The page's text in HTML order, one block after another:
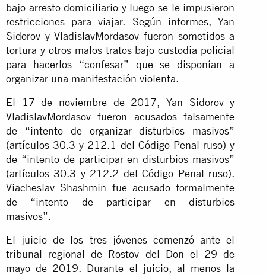
bajo arresto domiciliario y luego se le impusieron
restricciones para viajar. Según informes, Yan
Sidorov y VladislavMordasov fueron sometidos a
tortura y otros malos tratos bajo custodia policial
para hacerlos “confesar” que se disponían a
organizar una manifestación violenta.
El 17 de noviembre de 2017, Yan Sidorov y
VladislavMordasov fueron acusados falsamente
de “intento de organizar disturbios masivos”
(artículos 30.3 y 212.1 del Código Penal ruso) y
de “intento de participar en disturbios masivos”
(artículos 30.3 y 212.2 del Código Penal ruso).
Viacheslav Shashmin fue acusado formalmente
de “intento de participar en disturbios
masivos”.
El juicio de los tres jóvenes comenzó ante el
tribunal regional de Rostov del Don el 29 de
mayo de 2019. Durante el juicio, al menos la